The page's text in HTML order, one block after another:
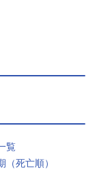
覧
死亡順）